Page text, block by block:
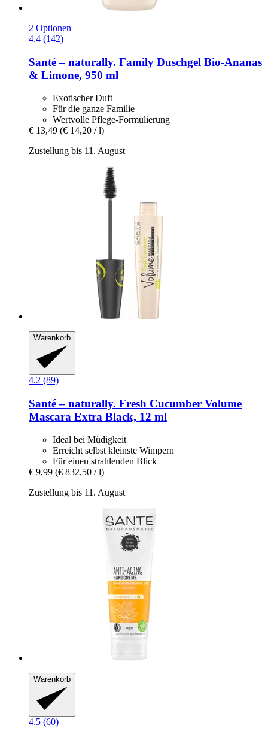
2 Optionen
4.4 (142)
Santé – naturally. Family Duschgel Bio-​Ananas
& Limone, 950 ml
Exotischer Duft
Für die ganze Familie
Wertvolle Pflege-Formulierung
€ 13,49 (€ 14,20 / l)
Zustellung bis 11. August
Warenkorb
4.2 (89)
Santé – naturally. Fresh Cucumber Volume
Mascara Extra Black, 12 ml
Ideal bei Müdigkeit
Erreicht selbst kleinste Wimpern
Für einen strahlenden Blick
€ 9,99 (€ 832,50 / l)
Zustellung bis 11. August
Warenkorb
4.5 (60)